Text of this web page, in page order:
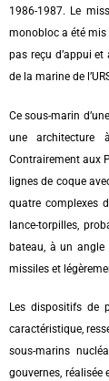
1986-1987. Le
monobloc a été mis
pas reçu d’appui
de la marine de
Ce sous-marin
une architecture
Contrairement aux
lignes de coque
quatre complexes
lance-torpilles,
bateau, à un angle
missiles et
Les dispositifs de
caractéristique,
sous-marins
gouvernes, réalisée